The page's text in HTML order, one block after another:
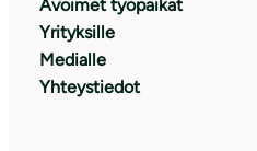
Avoimet työpaikat
Yrityksille
Medialle
Yhteystiedot